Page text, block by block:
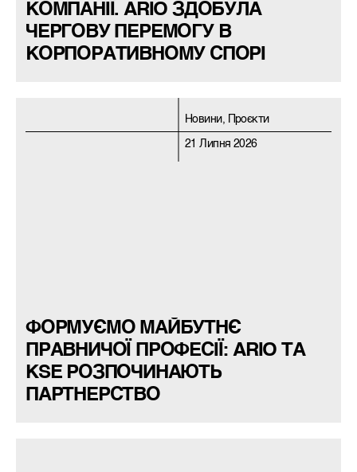
КОМПАНІЇ. ARIO ЗДОБУЛА
ЧЕРГОВУ ПЕРЕМОГУ В
КОРПОРАТИВНОМУ СПОРІ
Новини, Проєкти
21 Липня 2026
ФОРМУЄМО МАЙБУТНЄ
ПРАВНИЧОЇ ПРОФЕСІЇ: ARIO ТА
KSE РОЗПОЧИНАЮТЬ
ПАРТНЕРСТВО